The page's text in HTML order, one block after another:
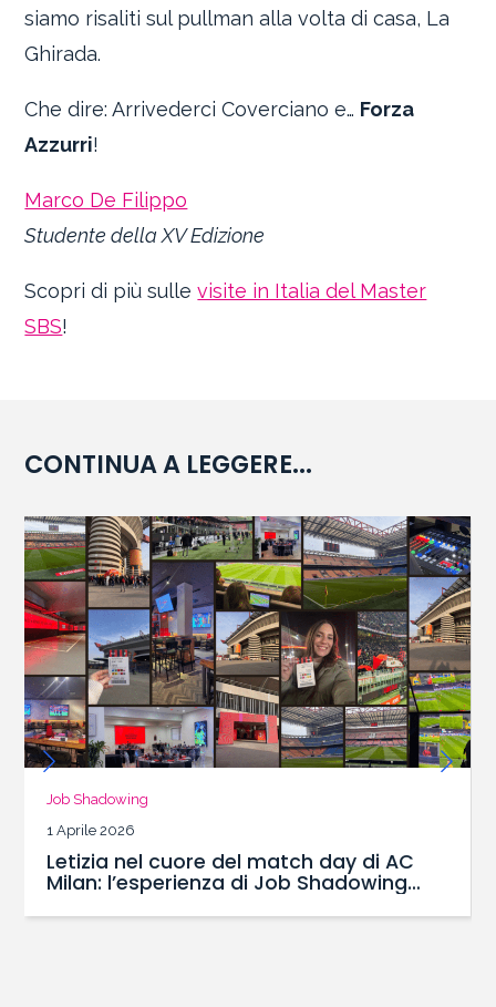
siamo risaliti sul pullman alla volta di casa, La
Ghirada.
Che dire: Arrivederci Coverciano e… Forza
Azzurri!
Marco De Filippo
Studente della XV Edizione
Scopri di più sullevisite in Italia del Master
SBS!
CONTINUA A LEGGERE...
match day di AC
di Job Shadowing
Alessandro
shadowing nel